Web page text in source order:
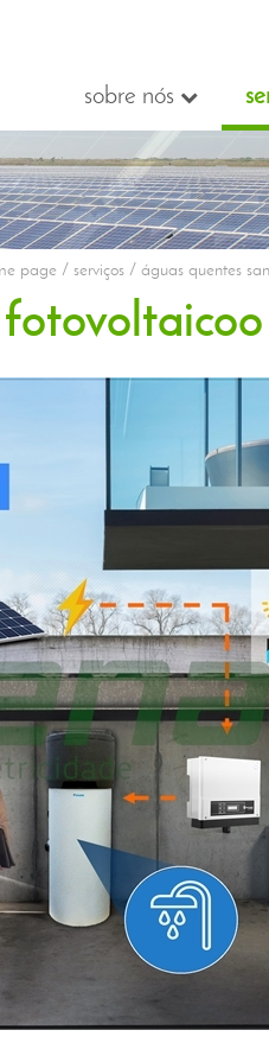
sobre nós
page / serviços / águas quentes